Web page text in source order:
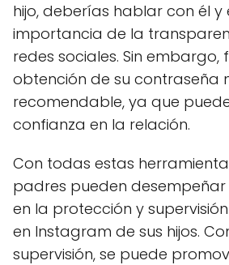
hijo, deberías hablar con él y
importancia de la
redes sociales. Sin embargo,
obtención de su contraseña
recomendable, ya que
confianza en la relación.
Con todas estas
padres pueden
en la protección y
en Instagram de sus hijos.
supervisión, se puede